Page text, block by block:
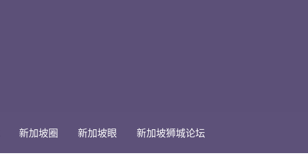
新加坡圈 新加坡眼 新加坡狮城论坛